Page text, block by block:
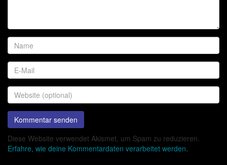
Diese Website verwendet Akismet, um Spam zu reduzieren.
Erfahre, wie deine Kommentardaten verarbeitet werden.